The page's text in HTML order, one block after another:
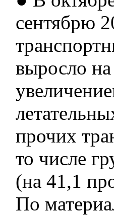
сентябрю
выросло
прочих
то числе
(на 41,1
По